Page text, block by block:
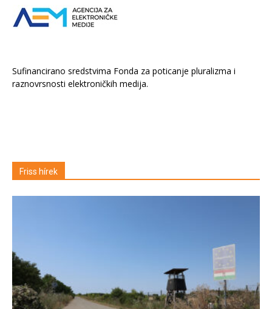
Sufinancirano sredstvima Fonda za poticanje pluralizma i
raznovrsnosti elektroničkih medija.
Friss hírek